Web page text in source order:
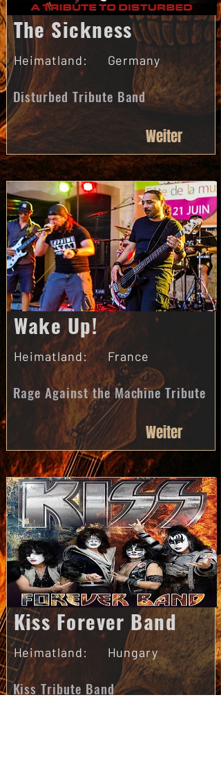
The Sickness
Heimatland: Germany
Disturbed Tribute Band
Weiter
Wake Up!
Heimatland: France
Rage Against the Machine Tribute
Weiter
Kiss Forever Band
Heimatland: Hungary
Kiss Tribute Band